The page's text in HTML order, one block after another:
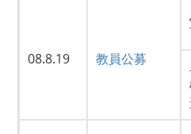
08.8.19 教員公募